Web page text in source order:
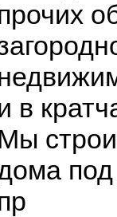
в
под